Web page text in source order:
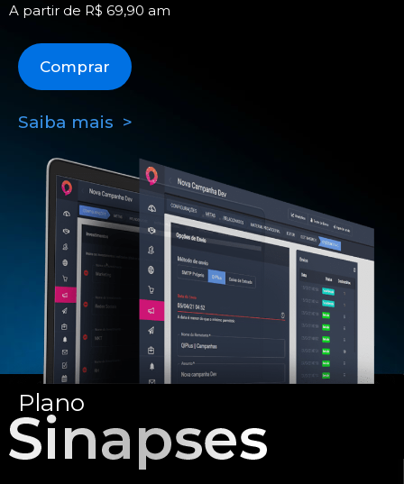
A partir de R$ 69,90 am
Comprar
Saiba mais >
Plano